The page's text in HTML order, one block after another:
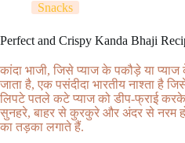
Snacks
Perfect and Crispy Kanda Bhaji
कांदा भाजी, जिसे प्याज के पकौड़े या
जाता है, एक पसंदीदा भारतीय नाश्ता है
लिपटे पतले कटे प्याज को डीप-फ्राई करके
सुनहरे, बाहर से कुरकुरे और अंदर से नरम
का तड़का लगाते हैं.